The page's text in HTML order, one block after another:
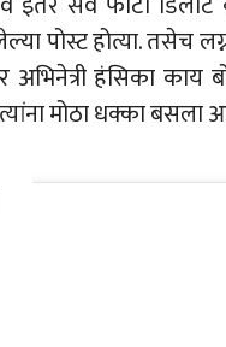
पोस्ट होत्या. तसेच
हंसिका काय
मोठा धक्का बसला